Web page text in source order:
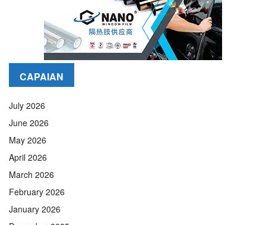
CAPAIAN
July 2026
June 2026
May 2026
April 2026
March 2026
February 2026
January 2026